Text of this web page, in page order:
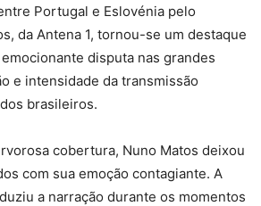
Portugal e Eslovénia pelo
da Antena 1, tornou-se um destaque
disputa nas grandes
e intensidade da transmissão
brasileiros.
cobertura, Nuno Matos deixou
com sua emoção contagiante. A
a narração durante os momentos